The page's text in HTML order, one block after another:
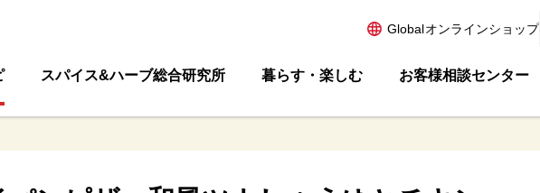
Globalオンラインショップ
スパイス&ハーブ総合研究所 暮らす・楽しむ お客様相談センター